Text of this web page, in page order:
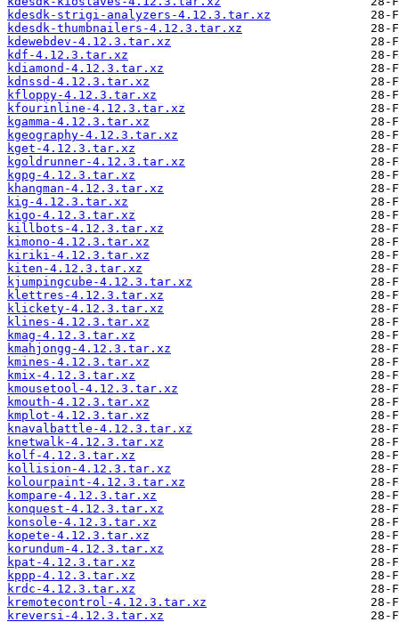
kdesdk-strigi-analyzers-4.12.3.tar.xz
kdesdk-thumbnailers-4.12.3.tar.xz
kdewebdev-4.12.3.tar.xz
kdf-4.12.3.tar.xz
kdiamond-4.12.3.tar.xz
kdnssd-4.12.3.tar.xz
kfloppy-4.12.3.tar.xz
kfourinline-4.12.3.tar.xz
kgamma-4.12.3.tar.xz
kgeography-4.12.3.tar.xz
kget-4.12.3.tar.xz
kgoldrunner-4.12.3.tar.xz
kgpg-4.12.3.tar.xz
khangman-4.12.3.tar.xz
kig-4.12.3.tar.xz
kigo-4.12.3.tar.xz
killbots-4.12.3.tar.xz
kimono-4.12.3.tar.xz
kiriki-4.12.3.tar.xz
kiten-4.12.3.tar.xz
kjumpingcube-4.12.3.tar.xz
klettres-4.12.3.tar.xz
klickety-4.12.3.tar.xz
klines-4.12.3.tar.xz
kmag-4.12.3.tar.xz
kmahjongg-4.12.3.tar.xz
kmines-4.12.3.tar.xz
kmix-4.12.3.tar.xz
kmousetool-4.12.3.tar.xz
kmouth-4.12.3.tar.xz
kmplot-4.12.3.tar.xz
knavalbattle-4.12.3.tar.xz
knetwalk-4.12.3.tar.xz
kolf-4.12.3.tar.xz
kollision-4.12.3.tar.xz
kolourpaint-4.12.3.tar.xz
kompare-4.12.3.tar.xz
konquest-4.12.3.tar.xz
konsole-4.12.3.tar.xz
kopete-4.12.3.tar.xz
korundum-4.12.3.tar.xz
kpat-4.12.3.tar.xz
kppp-4.12.3.tar.xz
krdc-4.12.3.tar.xz
kremotecontrol-4.12.3.tar.xz
kreversi-4.12.3.tar.xz